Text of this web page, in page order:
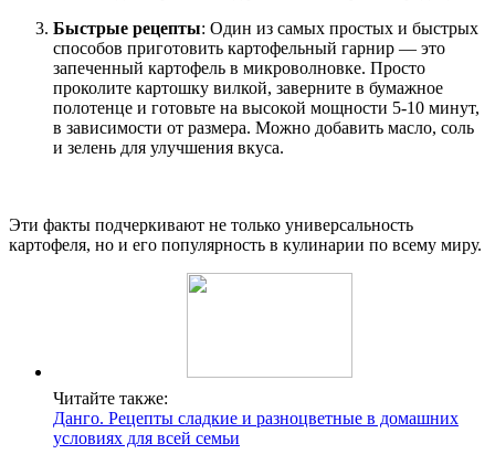
Быстрые рецепты: Один из самых простых и быстрых
способов приготовить картофельный гарнир — это
запеченный картофель в микроволновке. Просто
проколите картошку вилкой, заверните в бумажное
полотенце и готовьте на высокой мощности 5-10 минут,
в зависимости от размера. Можно добавить масло, соль
и зелень для улучшения вкуса.
Эти факты подчеркивают не только универсальность
картофеля, но и его популярность в кулинарии по всему миру.
Читайте также:
Данго. Рецепты сладкие и разноцветные в домашних
условиях для всей семьи